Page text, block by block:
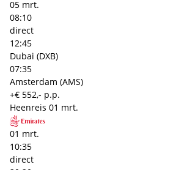
05 mrt.
08:10
direct
12:45
Dubai (DXB)
07:35
Amsterdam (AMS)
+€ 552,- p.p.
Heenreis 01 mrt.
01 mrt.
10:35
direct